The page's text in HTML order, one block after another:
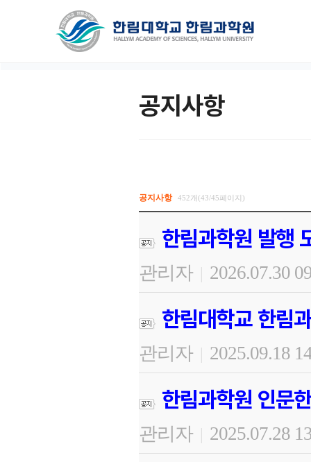
공지사항
공지사항 452개(43/45페이지)
한림과학원 발행
관리자 | 2026.07.30
한림대학교 한림
관리자 | 2025.09.18
한림과학원 인문
관리자 | 2025.07.28